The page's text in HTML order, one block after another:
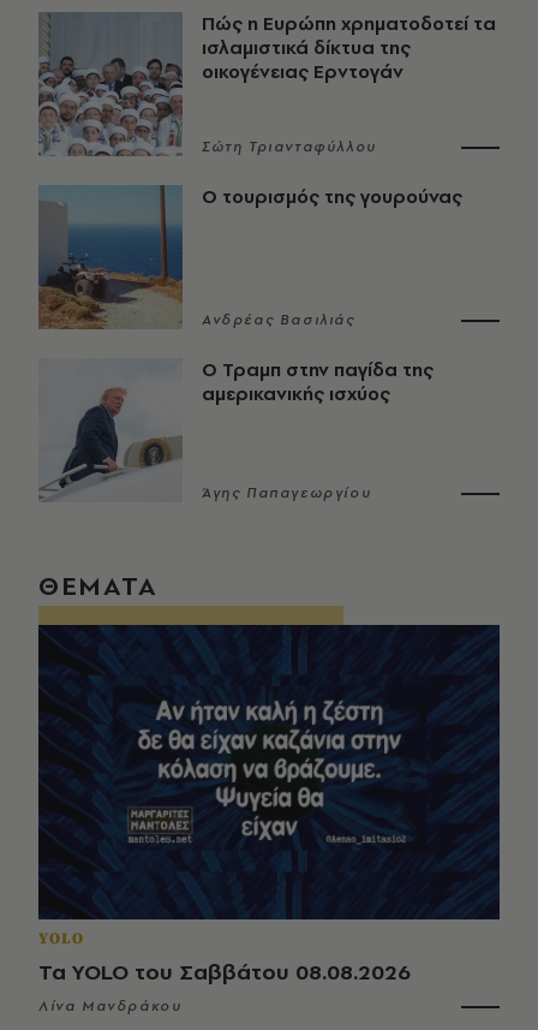
Πώς η Ευρώπη χρηματοδοτεί τα
ισλαμιστικά δίκτυα της
οικογένειας Ερντογάν
Σώτη Τριανταφύλλου
Ο τουρισμός της γουρούνας
Ανδρέας Βασιλιάς
Ο Τραμπ στην παγίδα της
αμερικανικής ισχύος
Άγης Παπαγεωργίου
ΘΕΜΑΤΑ
YOLO
Τα YOLO του Σαββάτου 08.08.2026
Λίνα Μανδράκου